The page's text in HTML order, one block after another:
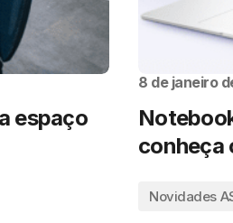
espaço
8 de janeiro
conheça
Novidades